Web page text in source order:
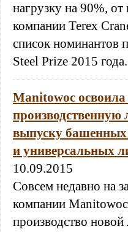
нагрузку на 90%,
компании Terex
список номинантов
Steel Prize 2015 года.
Manitowoc
выпуску
и универсальных
10.09.2015
Совсем недавно на
компании
производство новой